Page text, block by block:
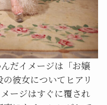
だイメージは「お嬢
彼女についてヒアリ
ージはすぐに覆され